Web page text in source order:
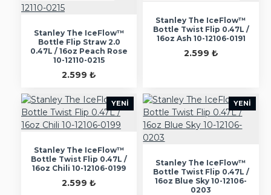
Stanley The IceFlow™
Bottle Flip Straw 2.0
0.47L / 16oz Peach Rose
10-12110-0215
2.599 ₺
Stanley The IceFlow™
Bottle Twist Flip 0.47L /
16oz Ash 10-12106-0191
2.599 ₺
YENI
Stanley The IceFlow™
Bottle Twist Flip 0.47L /
16oz Chili 10-12106-0199
2.599 ₺
YENI
Stanley The IceFlow™
Bottle Twist Flip 0.47L /
16oz Blue Sky 10-12106-
0203